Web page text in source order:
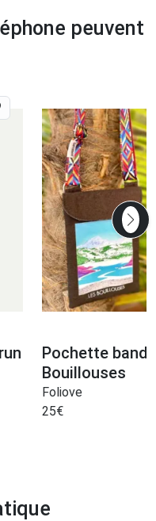
peuvent
Pochette
Bouillouses
Foliove
25€